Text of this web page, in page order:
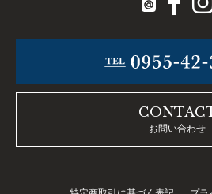
お問い合わせ